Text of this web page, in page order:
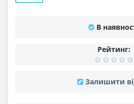
В
Рейтинг:
Залишити